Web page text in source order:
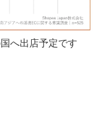
へ出店予定です